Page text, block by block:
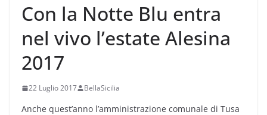
Con la Notte Blu entra
nel vivo l’estate Alesina
2017
22 Luglio 2017 BellaSicilia
Anche quest’anno l’amministrazione comunale di Tusa